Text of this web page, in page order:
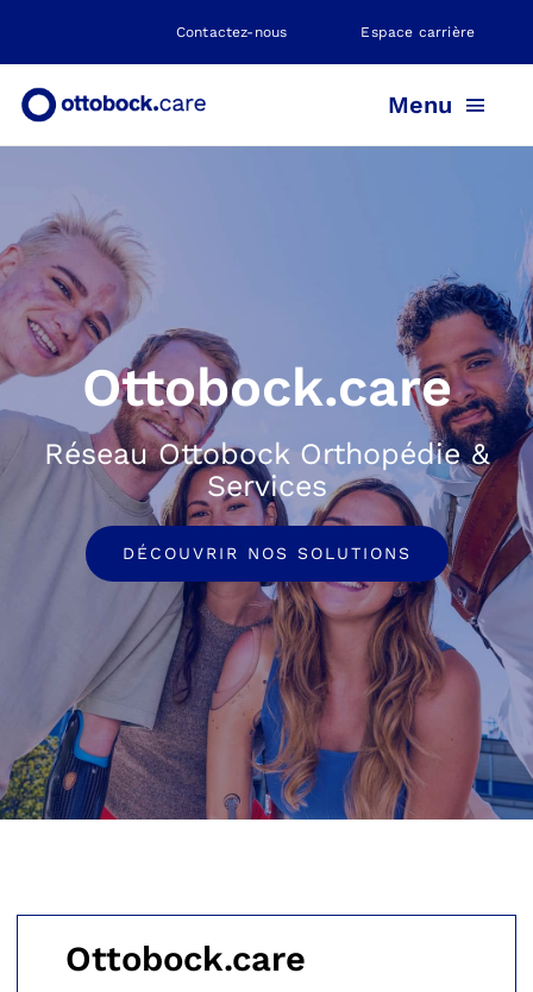
Contactez-nous Espace carrière
Menu
PROTHÈSE
ORTHÈSE
POSITIONNEMENT
NEUROMOBILITÉ
NOS AGENCES
PARCOURS PATIENT
NOTRE RÉSEAU
Ottobock.care
Réseau Ottobock Orthopédie &
Services
DÉCOUVRIR NOS SOLUTIONS
Ottobock.care